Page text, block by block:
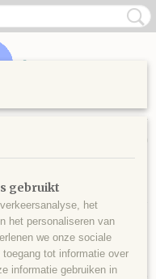
UW WINKELWAGEN
gebruikt
het
het personaliseren van
we onze sociale
tot informatie over
informatie gebruiken in